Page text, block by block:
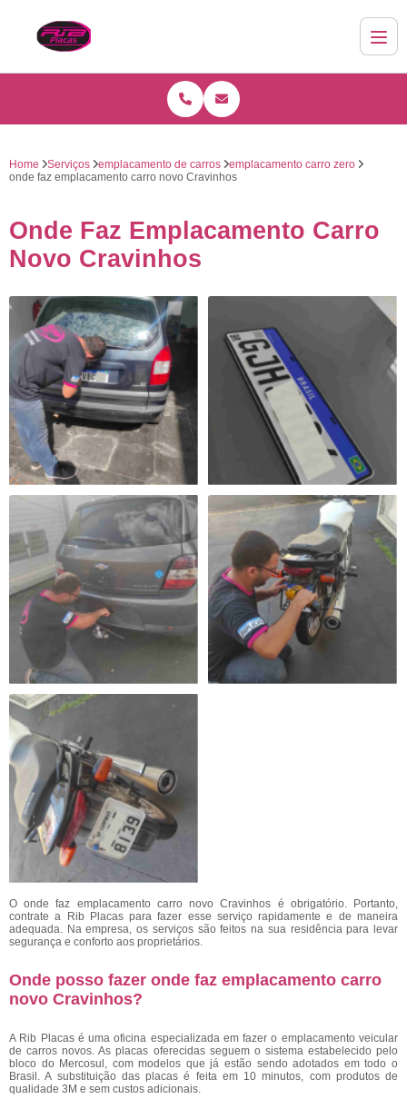
Home Serviços emplacamento de carros
emplacamento carro zero
onde faz emplacamento carro novo Cravinhos
Onde Faz Emplacamento Carro
Novo Cravinhos
O onde faz emplacamento carro novo Cravinhos é obrigatório. Portanto,
contrate a Rib Placas para fazer esse serviço rapidamente e de maneira
adequada. Na empresa, os serviços são feitos na sua residência para levar
segurança e conforto aos proprietários.
Onde posso fazer onde faz emplacamento carro
novo Cravinhos?
A Rib Placas é uma oficina especializada em fazer o emplacamento veicular
de carros novos. As placas oferecidas seguem o sistema estabelecido pelo
bloco do Mercosul, com modelos que já estão sendo adotados em todo o
Brasil. A substituição das placas é feita em 10 minutos, com produtos de
qualidade 3M e sem custos adicionais.